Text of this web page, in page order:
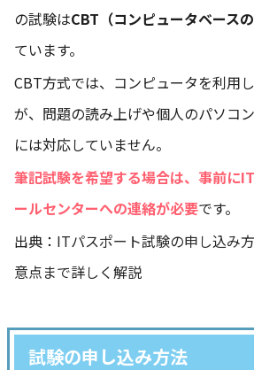
の試験はCBT（コンピュータベース
ています。
CBT方式では、コンピュータを利用
が、問題の読み上げや個人のパソコ
には対応していません。
筆記試験を希望する場合は、事前に
ールセンターへの連絡が必要です。
出典： ITパスポート試験の申し込み
意点まで詳しく解説
試験の申し込み方法